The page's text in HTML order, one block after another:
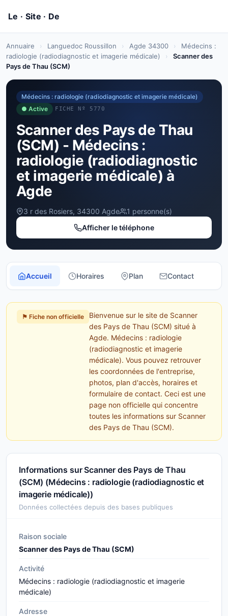
Annuaire › Languedoc Roussillon › Agde 34300 ›
Médecins :
radiologie (radiodiagnostic et imagerie médicale)
›
Scanner des
Pays de Thau (SCM)
Médecins : radiologie (radiodiagnostic et imagerie médicale)
● Active
FICHE Nº 5770
Scanner des Pays de Thau
(SCM) - Médecins :
radiologie (radiodiagnostic
et imagerie médicale) à
Agde
3 r des Rosiers, 34300 Agde
1 personne(s)
Afficher le téléphone
Accueil Horaires Plan Contact
⚑ Fiche non officielle
Bienvenue sur le site de Scanner
des Pays de Thau (SCM) situé à
Agde. Médecins : radiologie
(radiodiagnostic et imagerie
médicale). Vous pouvez retrouver
les coordonnées de l'entreprise,
photos, plan d'accès, horaires et
formulaire de contact. Ceci est une
page non officielle qui concentre
toutes les informations sur Scanner
des Pays de Thau (SCM).
Informations sur Scanner des Pays de Thau
(SCM) (Médecins : radiologie (radiodiagnostic et
imagerie médicale))
Données collectées depuis des bases publiques
Raison sociale
Scanner des Pays de Thau (SCM)
Activité
Médecins : radiologie (radiodiagnostic et imagerie
médicale)
Adresse